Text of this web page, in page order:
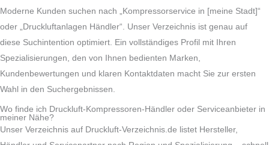
Moderne Kunden suchen nach „Kompressorservice in [meine Stadt]“
oder „Druckluftanlagen Händler“. Unser Verzeichnis ist genau auf
diese Suchintention optimiert. Ein vollständiges Profil mit Ihren
Spezialisierungen, den von Ihnen bedienten Marken,
Kundenbewertungen und klaren Kontaktdaten macht Sie zur ersten
Wahl in den Suchergebnissen.
Wo finde ich Druckluft-Kompressoren-Händler oder Serviceanbieter in
meiner Nähe?
Unser Verzeichnis auf Druckluft-Verzeichnis.de listet Hersteller,